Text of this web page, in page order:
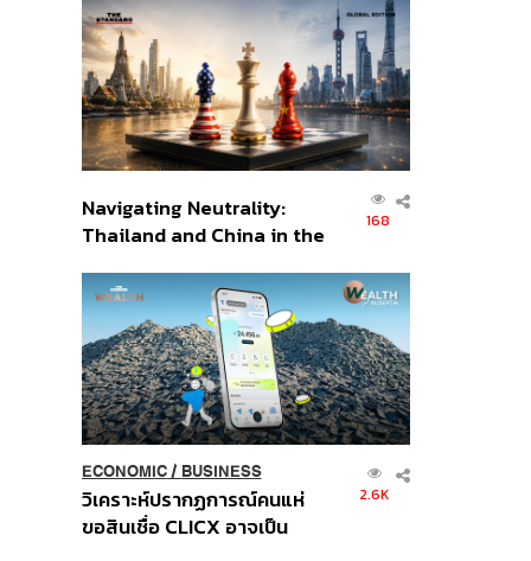
ส่วนยุทธศาสตร์ไทย –
อินโดนีเซีย
Navigating Neutrality:
Thailand and China in the
Order
168
ECONOMIC/ BUSINESS
วิเคราะห์ปรากฏการณ์คนแห่
ขอสินเชื่อ CLICX อาจเป็น
2.6K